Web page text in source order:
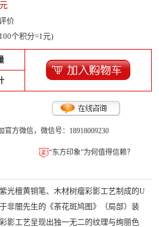
元
价
个积分=1元)
方微信，微信号：18918009230
“东方印象”为何值得信赖？
光檀黄铜笔、木材树瘤彩影工艺制成的U
非闇先生的《茶花斑鸠图》（局部）装
影工艺呈现出独一无二的纹理与绚丽色